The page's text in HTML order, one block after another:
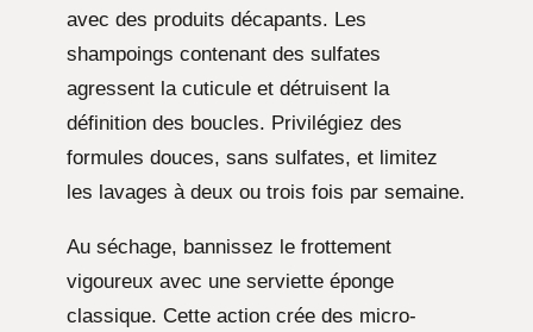
avec des produits décapants. Les
shampoings contenant des sulfates
agressent la cuticule et détruisent la
définition des boucles. Privilégiez des
formules douces, sans sulfates, et limitez
les lavages à deux ou trois fois par semaine.
Au séchage, bannissez le frottement
vigoureux avec une serviette éponge
classique. Cette action crée des micro-